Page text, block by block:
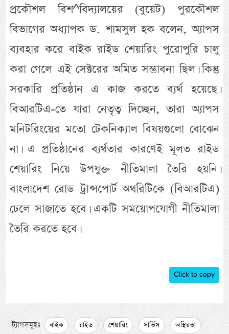
প্রকৌশল বিশ^বিদ্যালয়ের (বুয়েট) পুরকৌশল
বিভাগের অধ্যাপক ড. শামসুল হক বলেন, অ্যাপস
ব্যবহার করে বাইক রাইড শেয়ারিং পুরোপুরি চালু
করা গেলে এই সেক্টরের অমিত সম্ভাবনা ছিল। কিন্তু
সরকারি প্রতিষ্ঠান এ কাজ করতে ব্যর্থ হয়েছে।
বিআরটিএ-তে যারা নেতৃত্ব দিচ্ছেন, তারা অ্যাপস
মনিটরিংয়ের মতো টেকনিক্যাল বিষয়গুলো বোঝেন
না। এ প্রতিষ্ঠানের ব্যর্থতার কারণেই মূলত রাইড
শেয়ারিং নিয়ে উপযুক্ত নীতিমালা তৈরি হয়নি।
বাংলাদেশ রোড ট্রান্সপোর্ট অথরিটিকে (বিআরটিএ)
ঢেলে সাজাতে হবে। একটি সময়োপযোগী নীতিমালা
তৈরি করতে হবে।
Click to copy
ট্যাগসমূহঃ বাইক রাইড শেয়ারিং সার্ভিস অস্থিরতা